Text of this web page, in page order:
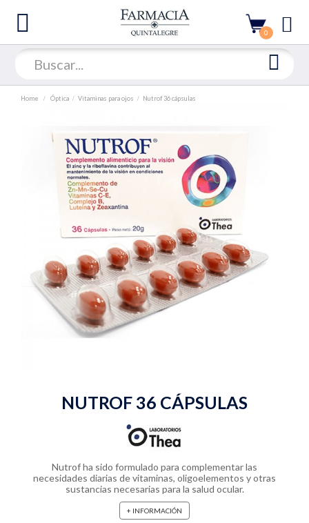
0
Home Óptica Vitaminas para ojos Nutrof 36 cápsulas
NUTROF 36 CÁPSULAS
Nutrof ha sido formulado para complementar las
necesidades diarias de vitaminas, oligoelementos y otras
sustancias necesarias para la salud ocular.
+ INFORMACIÓN